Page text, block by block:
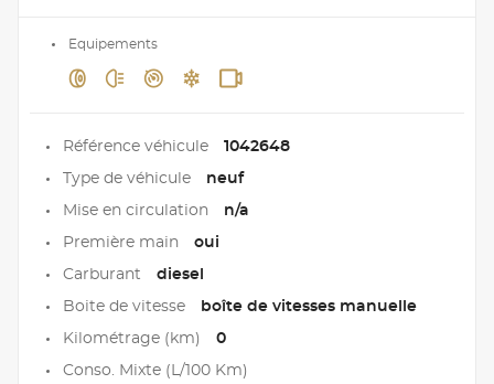
Equipements
Référence véhicule 1042648
Type de véhicule neuf
Mise en circulation n/a
Première main oui
Carburant diesel
Boite de vitesse boîte de vitesses manuelle
Kilométrage (km) 0
Conso. Mixte (L/100 Km)